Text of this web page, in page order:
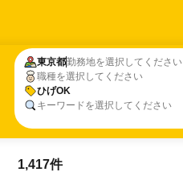
東京都勤務地を選択してください
職種を選択してください
ひげOK
キーワードを選択してください
東京都
ひげOK
1,417件